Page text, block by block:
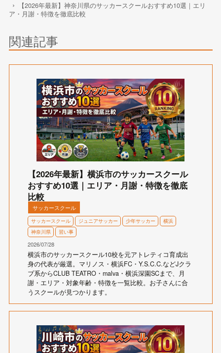
【2026年最新】神奈川県のサッカースクールおすすめ10選｜エリ
ア・月謝・特徴を徹底比較
関連記事
【2026年最新】横浜市のサッカースクール
おすすめ10選｜エリア・月謝・特徴を徹底
比較
サッカースクール
サッカースクール ジュニアサッカー 少年サッカー
横浜
神奈川県
習い事
2026/07/28
横浜市のサッカースクール10校を元アトレティコ育成出
身の代表が厳選。マリノス・横浜FC・Y.S.C.C.などJクラ
ブ系からCLUB TEATRO・malva・横浜深園SCまで、月
謝・エリア・対象年齢・特徴を一覧比較。お子さんに合
うスクールが見つかります。